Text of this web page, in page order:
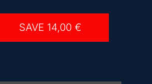
SAVE 14,00 €